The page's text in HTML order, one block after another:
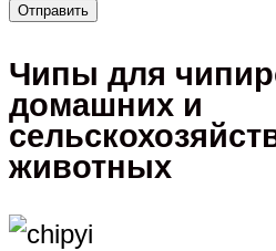
Чипы для
домашних и
животных